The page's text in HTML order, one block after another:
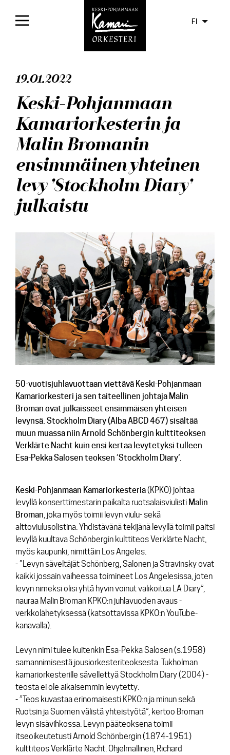
Liput
Yleisölle
Levyt
Ajankohtaista
Lehdistötiedotteet
Konserttiarvostelut
Levyarvostelut
Kuvapankki
Yhteys
FI
19.01.2022
Keski-Pohjanmaan
Kamariorkesterin ja
Malin Bromanin
ensimmäinen yhteinen
levy ’Stockholm Diary’
julkaistu
50-vuotisjuhlavuottaan viettävä Keski-Pohjanmaan
Kamariorkesteri ja sen taiteellinen johtaja Malin
Broman ovat julkaisseet ensimmäisen yhteisen
levynsä Stockholm Diary (Alba ABCD 467) sisältää
muun muassa niin Arnold Schönbergin kulttiteoksen
Verklärte Nacht kuin ensi kertaa levytetyksi tulleen
Esa-Pekka Salosen teoksen ’Stockholm Diary’.
Keski-Pohjanmaan Kamariorkesteria(KPKO) johtaa
levyllä konserttimestarin paikalta ruotsalaisviulisti Malin
Broman , joka myös toimii levyn viulu- sekä
alttoviulusolistina. Yhdistävänä tekijänä levyllä toimii paitsi
levyllä kuultava Schönbergin kulttiteos Verklärte Nacht,
myös kaupunki, nimittäin Los Angeles.
- ”Levyn säveltäjät Schönberg, Salonen ja Stravinsky ovat
kaikki jossain vaiheessa toimineet Los Angelesissa, joten
levyn nimeksi olisi yhtä hyvin voinut valikoitua LA Diary”,
nauraa Malin Broman KPKO:n juhlavuoden avaus -
verkkolähetyksessä (katsottavissa KPKO:n YouTube-
kanavalla).
Levyn nimi tulee kuitenkin Esa-Pekka Salosen (s.1958)
samannimisestä jousiorkesteriteoksesta Tukholman
kamariorkesterille sävellettyäStockholm Diary(2004) -
teosta ei ole aikaisemmin levytetty.
- ”Teos kuvastaa erinomaisesti KPKO:n ja minun sekä
Ruotsin ja Suomen välistä yhteistyötä”, kertoo Broman
levyn sisävihkossa. Levyn pääteoksena toimii
itseoikeutetusti Arnold Schönbergin (1874-1951)
kulttiteos Verklärte Nacht. Ohjelmallinen, Richard